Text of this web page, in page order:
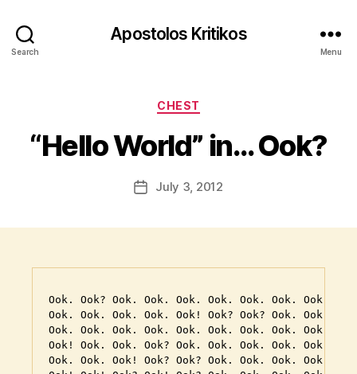
Search
Apostolos Kritikos
Menu
Categories
CHEST
“Hello World” in… Ook?
Post
author
B
t
o
o
K
ti
o
s
PostJuly 3, 2012
Ook. Ook? Ook. Ook. Ook. Ook. Ook. Ook. Ook.
Ook. Ook. Ook. Ook. Ook! Ook? Ook? Ook. Ook.
Ook. Ook. Ook. Ook. Ook. Ook. Ook. Ook. Ook.
Ook! Ook. Ook. Ook? Ook. Ook. Ook. Ook. Ook.
Ook. Ook. Ook! Ook? Ook? Ook. Ook. Ook. Ook.